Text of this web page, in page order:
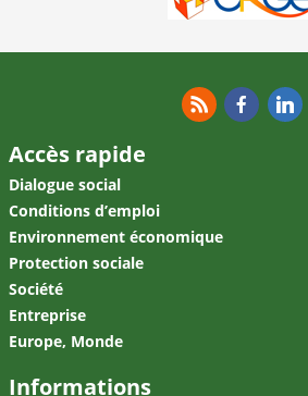
Accès rapide
Dialogue social
Conditions d’emploi
Environnement économique
Protection sociale
Société
Entreprise
Europe, Monde
Informations